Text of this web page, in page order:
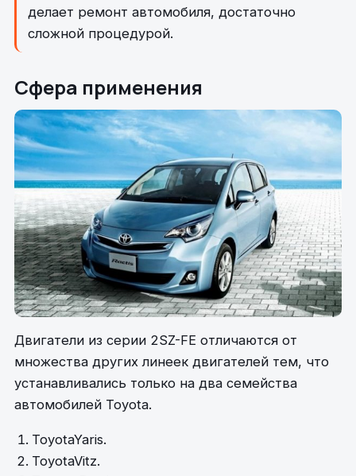
делает ремонт автомобиля, достаточно
сложной процедурой.
Сфера применения
Двигатели из серии 2SZ-FE отличаются от
множества других линеек двигателей тем, что
устанавливались только на два семейства
автомобилей Toyota.
ToyotaYaris.
ToyotaVitz.